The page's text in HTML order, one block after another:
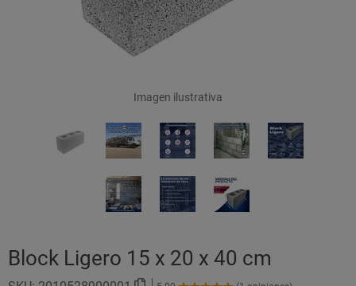
Imagen ilustrativa
Block Ligero 15 x 20 x 40 cm